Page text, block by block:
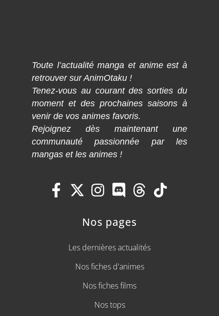
Toute l’actualité manga et anime est à
retrouver sur AnimOtaku !
Tenez-vous au courant des sorties du
moment et des prochaines saisons à
venir de vos animes favoris.
Rejoignez dès maintenant une
communauté passionnée par les
mangas et les animes !
Nos pages
Les dernières actualités
Nos fiches d'animes
Nos fiches films
Nos tops